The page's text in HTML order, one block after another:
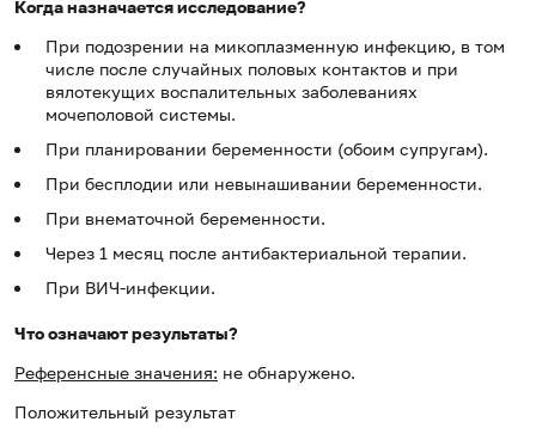
Когда назначается исследование?
При подозрении на микоплазменную инфекцию, в том
числе после случайных половых контактов и при
вялотекущих воспалительных заболеваниях
мочеполовой системы.
При планировании беременности (обоим супругам).
При бесплодии или невынашивании беременности.
При внематочной беременности.
Через 1 месяц после антибактериальной терапии.
При ВИЧ-инфекции.
Что означают результаты?
Референсные значения: не обнаружено.
Положительный результат